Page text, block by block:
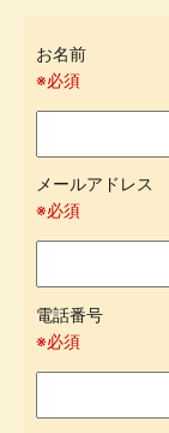
お名前
※必須
メールアドレス
※必須
電話番号
※必須